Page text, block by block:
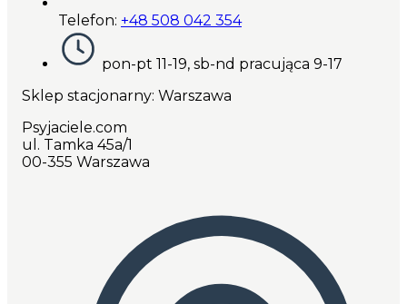
Telefon: +48 508 042 354
pon-pt 11-19, sb-nd pracująca 9-17
Sklep stacjonarny: Warszawa
Psyjaciele.com
ul. Tamka 45a/1
00-355 Warszawa